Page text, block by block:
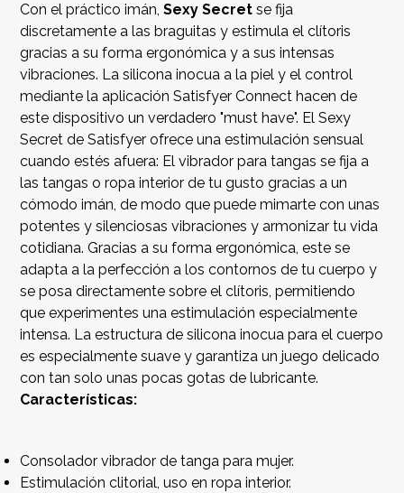
Con el práctico imán,Sexy Secret se fija
discretamente a las braguitas y estimula el clítoris
gracias a su forma ergonómica y a sus intensas
vibraciones. La silicona inocua a la piel y el control
mediante la aplicación Satisfyer Connect hacen de
este dispositivo un verdadero "must have". El Sexy
Secret de Satisfyer ofrece una estimulación sensual
cuando estés afuera: El vibrador para tangas se fija a
las tangas o ropa interior de tu gusto gracias a un
cómodo imán, de modo que puede mimarte con unas
potentes y silenciosas vibraciones y armonizar tu vida
cotidiana. Gracias a su forma ergonómica, este se
adapta a la perfección a los contornos de tu cuerpo y
se posa directamente sobre el clítoris, permitiendo
que experimentes una estimulación especialmente
intensa. La estructura de silicona inocua para el cuerpo
es especialmente suave y garantiza un juego delicado
con tan solo unas pocas gotas de lubricante.
Características:
Consolador vibrador de tanga para mujer.
Estimulación clitorial, uso en ropa interior.